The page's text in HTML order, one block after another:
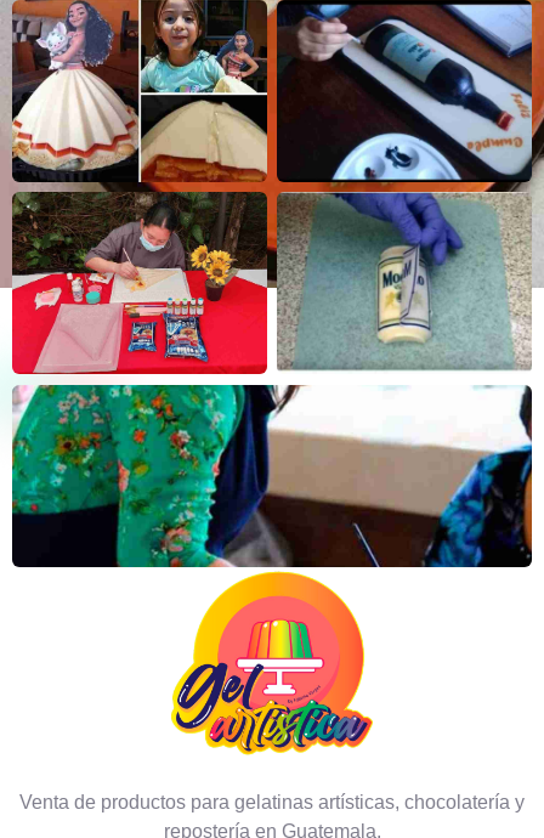
Venta de productos para gelatinas artísticas, chocolatería y
repostería en Guatemala.